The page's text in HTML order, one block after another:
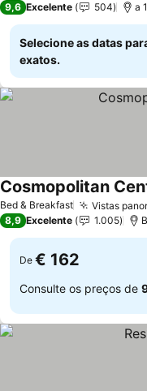
9,6 Excelente 504 a
Selecione as datas
exatos.
Bed & Breakfast Vistas
Cosmopolitan
8,9 Excelente 1.005
De € 162
Consulte os preços de